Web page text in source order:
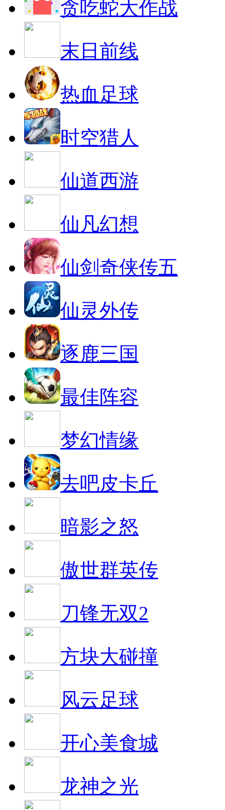
贪吃蛇大作战
末日前线
热血足球
时空猎人
仙道西游
仙凡幻想
仙剑奇侠传五
仙灵外传
逐鹿三国
最佳阵容
梦幻情缘
去吧皮卡丘
暗影之怒
傲世群英传
刀锋无双2
方块大碰撞
风云足球
开心美食城
龙神之光